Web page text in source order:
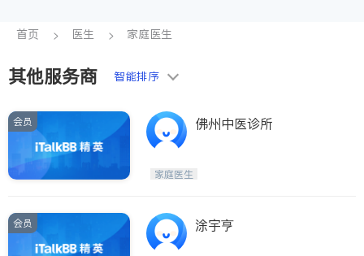
银行贷款 建筑装修
教育
非盈利组织
FL - Other Cities
首页 医生 家庭医生
其他服务商 智能排序
会员 佛州中医诊所
家庭医生
会员 涂宇亨